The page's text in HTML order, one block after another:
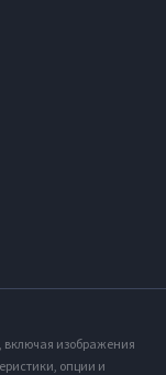
изображения
опции и